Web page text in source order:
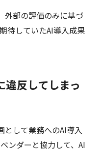
外部の評価のみに基づ
待していたAI導入成果
反してしまっ
として業務へのAI導入
ンダーと協力して、AI